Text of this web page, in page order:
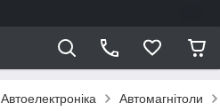
Автоелектроніка Автомагнітоли